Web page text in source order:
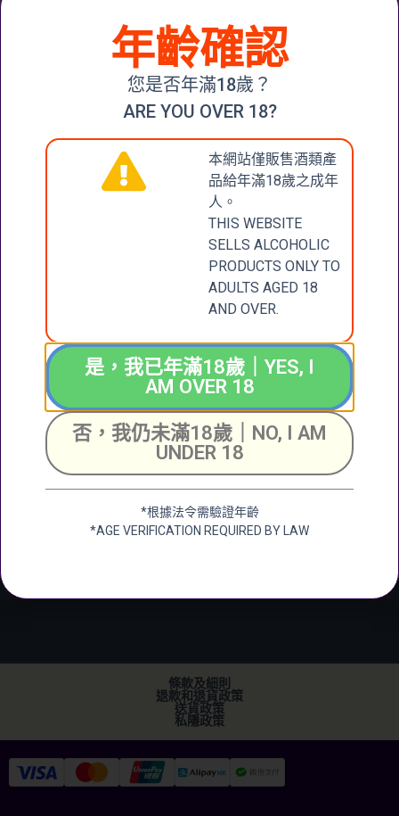
BLUE NUN
GEWÜRZTRAMINER
2020
加入購物車
CONTACT
+852 6388 4444
張記國際洋酒有限公
司
CHEUNG KEE
WINES LIMITED
新界大圍成運道25-27
號成全工業大廈地下2
號舖
Unit 2, G/F, Shing
Building, 25 Shing
Wan Road, Tai Wai,
New Territerory
條款及細則
退款和退貨政策
送貨政策
私隱政策
年齡確認
您是否年滿18歲？
ARE YOU OVER 18?
本網站僅販售酒類產
品給年滿18歲之成年
人。
THIS WEBSITE
SELLS ALCOHOLIC
PRODUCTS ONLY TO
ADULTS AGED 18
AND OVER.
是，我已年滿18歲｜YES, I
AM OVER 18
否，我仍未滿18歲｜NO, I AM
UNDER 18
*根據法令需驗證年齡
*AGE VERIFICATION REQUIRED BY LAW